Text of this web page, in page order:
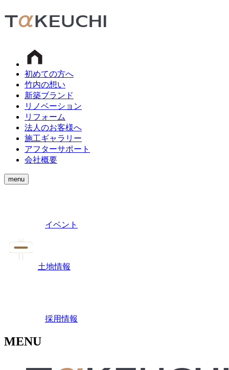
初めての方へ
竹内の想い
新築ブランド
リノベーション
リフォーム
法人のお客様へ
施工ギャラリー
アフターサポート
会社概要
menu
イベント
土地情報
採用情報
MENU